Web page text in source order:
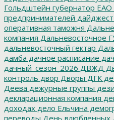
Гольдштейн губернатор ЕАО
предпринимателей дайджест
оперативная таможня
компания Дальневосточное
дальневосточный гектар
дамба дачное расписание
дачный_сезон_2026 ДВЖД
контроль двор Дворы ДГК
Деева дежурные группы
декларационная компания
доходах дело Ельчина
переводы День влюбленных